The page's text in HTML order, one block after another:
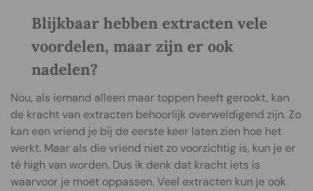
Blijkbaar hebben extracten vele
voordelen, maar zijn er ook
nadelen?
Nou, als iemand alleen maar toppen heeft gerookt, kan
de kracht van extracten behoorlijk overweldigend zijn. Zo
kan een vriend je bij de eerste keer laten zien hoe het
werkt. Maar als die vriend niet zo voorzichtig is, kun je er
té high van worden. Dus ik denk dat kracht iets is
waarvoor je moet oppassen. Veel extracten kun je ook